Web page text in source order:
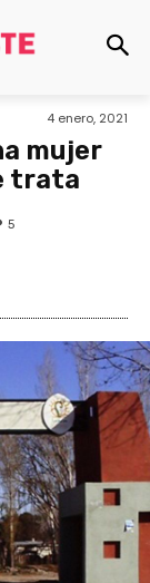
4 enero, 2021
mujer
trata
5